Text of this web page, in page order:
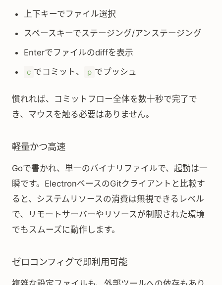
上下キーでファイル選択
スペースキーでステージング/アンステージング
Enterでファイルのdiffを表示
c でコミット、 p でプッシュ
慣れれば、コミットフロー全体を数十秒で完了で
き、マウスを触る必要はありません。
軽量かつ高速
Goで書かれ、単一のバイナリファイルで、起動は一
瞬です。ElectronベースのGitクライアントと比較す
ると、システムリソースの消費は無視できるレベル
で、リモートサーバーやリソースが制限された環境
でもスムーズに動作します。
ゼロコンフィグで即利用可能